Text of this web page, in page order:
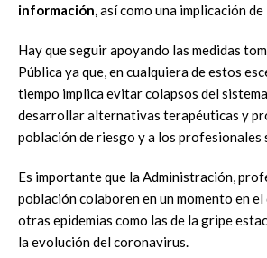
información, así como una implicación de
Hay que seguir apoyando las medidas
Pública ya que, en cualquiera de estos
tiempo implica evitar colapsos del
desarrollar alternativas terapéuticas y
población de riesgo y a los profesionales
Es importante que la Administración,
población colaboren en un momento en
otras epidemias como las de la gripe
la evolución del coronavirus.